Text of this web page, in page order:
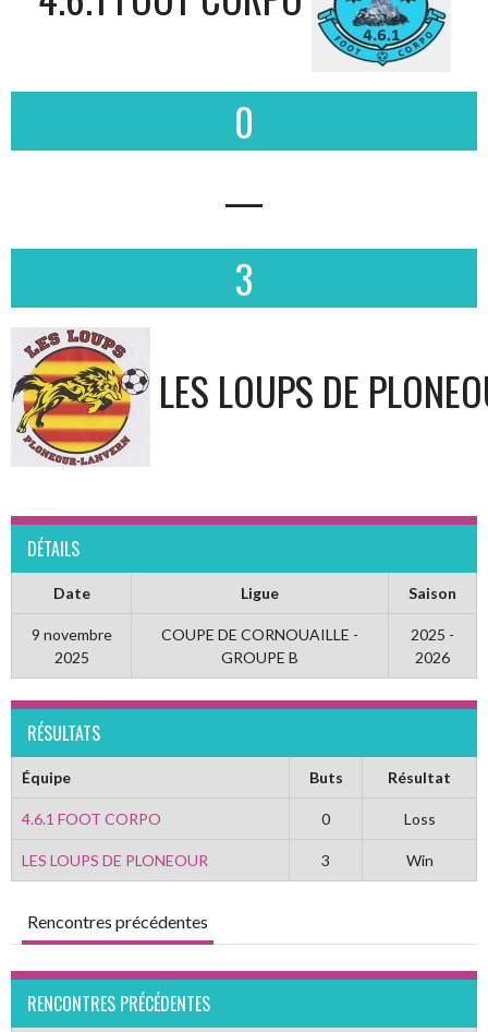
0
—
3
LES LOUPS DE
DÉTAILS
Date Ligue Saison
9 novembre
2025
COUPE DE CORNOUAILLE -
GROUPE B
2025 -
2026
RÉSULTATS
Équipe Buts Résultat
4.6.1 FOOT CORPO 0 Loss
LES LOUPS DE PLONEOUR 3 Win
Rencontres précédentes
RENCONTRES PRÉCÉDENTES